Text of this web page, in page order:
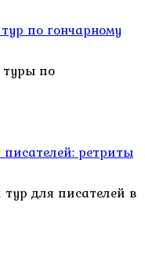
по гончарному
туры по
ретриты
для писателей в